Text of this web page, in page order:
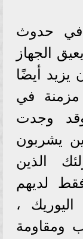
في حدوث
الجهاز
أيضًا
في
وجدت
يشربون
الذين
لديهم
،
ومقاومة